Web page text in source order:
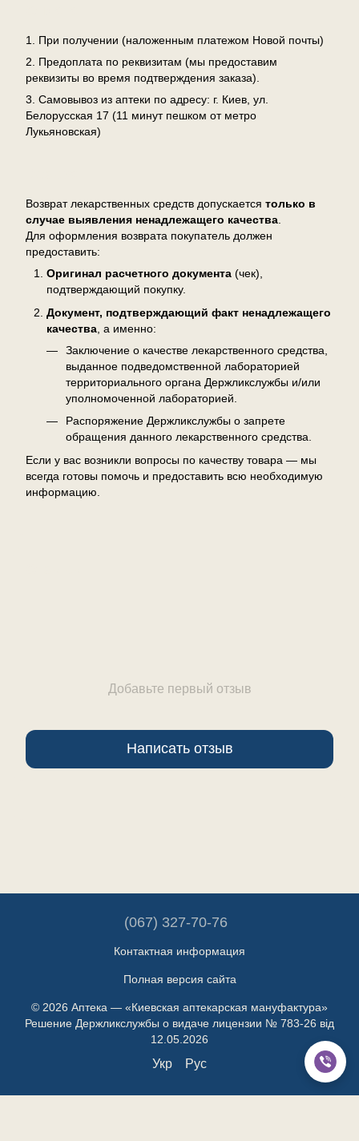
1. При получении (наложенным платежом Новой почты)
2. Предоплата по реквизитам (мы предоставим
реквизиты во время подтверждения заказа).
3. Самовывоз из аптеки по адресу: г. Киев, ул.
Белорусская 17 (11 минут пешком от метро
Лукьяновская)
Возврат лекарственных средств допускается только в
случае выявления ненадлежащего качества.
Для оформления возврата покупатель должен
предоставить:
Оригинал расчетного документа (чек),
подтверждающий покупку.
Документ, подтверждающий факт ненадлежащего
качества , а именно:
Заключение о качестве лекарственного средства,
выданное подведомственной лабораторией
территориального органа Держликслужбы и/или
уполномоченной лабораторией.
Распоряжение Держликслужбы о запрете
обращения данного лекарственного средства.
Если у вас возникли вопросы по качеству товара — мы
всегда готовы помочь и предоставить всю необходимую
информацию.
Добавьте первый отзыв
Написать отзыв
(067) 327-70-76
Контактная информация
Полная версия сайта
© 2026 Аптека — «Киевская аптекарская мануфактура»
Решение Держликслужбы о видаче лицензии № 783-26 від
12.05.2026
Укр Рус